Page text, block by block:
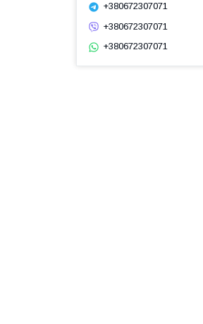
+380672307071
+380672307071
+380672307071